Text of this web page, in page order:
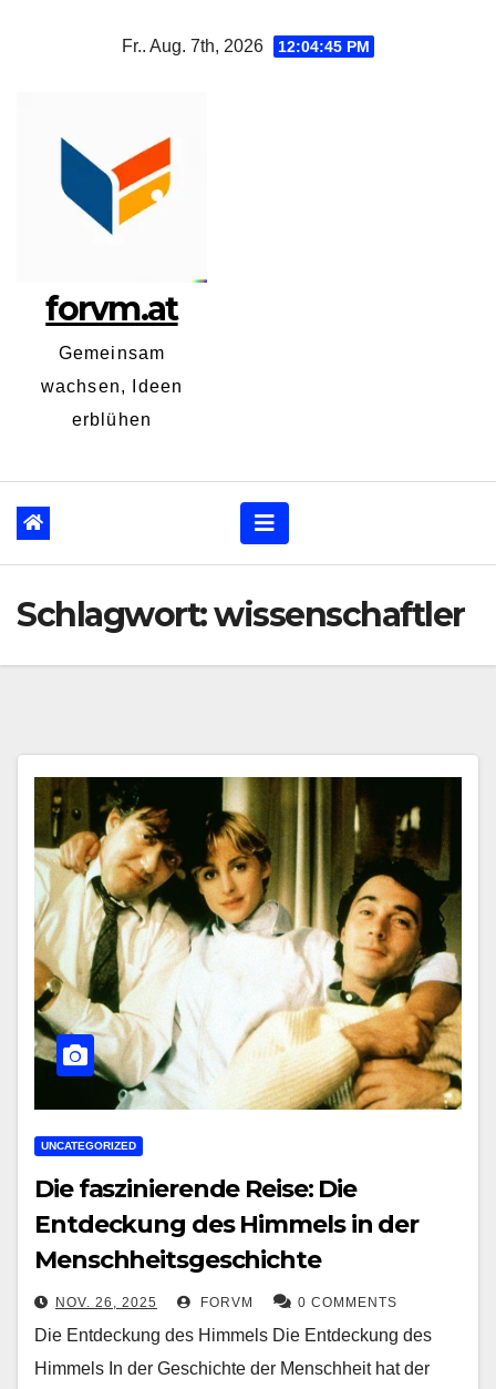
Fr.. Aug. 7th, 2026 12:04:46 PM
forvm.at
Gemeinsam
wachsen, Ideen
erblühen
Schlagwort:wissenschaftler
UNCATEGORIZED
Die faszinierende Reise: Die
Entdeckung des Himmels in der
Menschheitsgeschichte
NOV. 26, 2025 FORVM 0 COMMENTS
Die Entdeckung des Himmels Die Entdeckung des
Himmels In der Geschichte der Menschheit hat der